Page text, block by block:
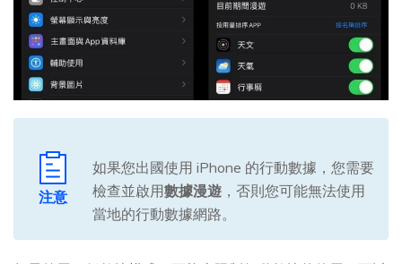
注意
如果您出國使用 iPhone 的行動數據，您需要
檢查並啟用數據漫遊 ，否則您可能無法使用
當地的行動數據網路。